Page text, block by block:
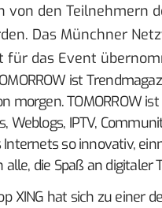
von den Teilnehmern
Das Münchner
für das Event
ist
morgen.TOMORROW
Weblogs, IPTV,
Internets so innovativ,
alle, die Spaß an digitaler
XING hat sich zu einer